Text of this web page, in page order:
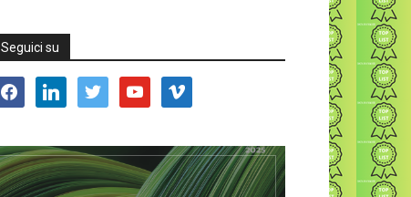
Seguici su
facebooklinkedin twitter youtube vimeo